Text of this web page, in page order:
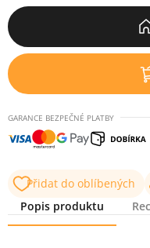
GARANCE BEZPEČNÉ PLATBY
Přidat do oblíbených
Popis produktu